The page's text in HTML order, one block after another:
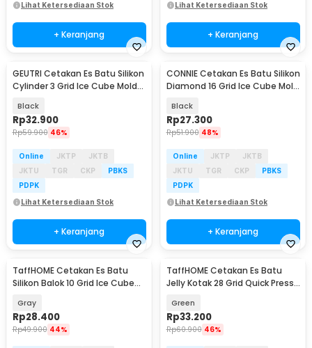
Lihat Ketersediaan Stok
+ Keranjang
Lihat Ketersediaan Stok
+ Keranjang
GEUTRI Cetakan Es Batu Silikon
Cylinder 3 Grid Ice Cube Mold
Black
Rp32.900
Rp59.900 46%
Online JKTP
JKTB
JKTU
TGR CKP
PBKS
PDPK
Lihat Ketersediaan Stok
+ Keranjang
CONNIE Cetakan Es Batu Silikon
Diamond 16 Grid Ice Cube Mold
Black
Rp27.300
Rp51.900 48%
Online JKTP
JKTB
JKTU
TGR CKP
PBKS
PDPK
Lihat Ketersediaan Stok
+ Keranjang
TaffHOME Cetakan Es Batu
Silikon Balok 10 Grid Ice Cube
Gray
Rp28.400
Rp49.900 44%
TaffHOME Cetakan Es Batu
Jelly Kotak 28 Grid Quick Press
Green
Rp33.200
Rp60.900 46%